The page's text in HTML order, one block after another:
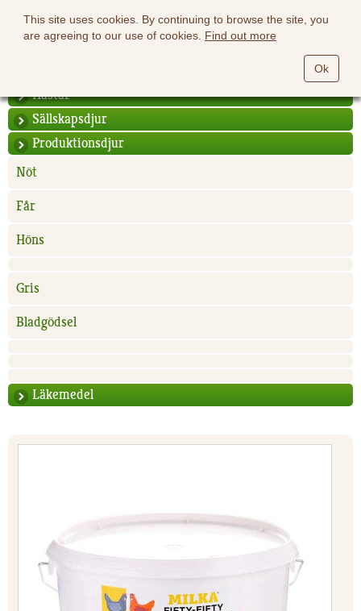
This site uses cookies. By continuing to browse the site, you
are agreeing to our use of cookies. Find out more
Ok
Hästar
Sällskapsdjur
Produktionsdjur
Nöt
Får
Höns
Gris
Bladgödsel
Läkemedel